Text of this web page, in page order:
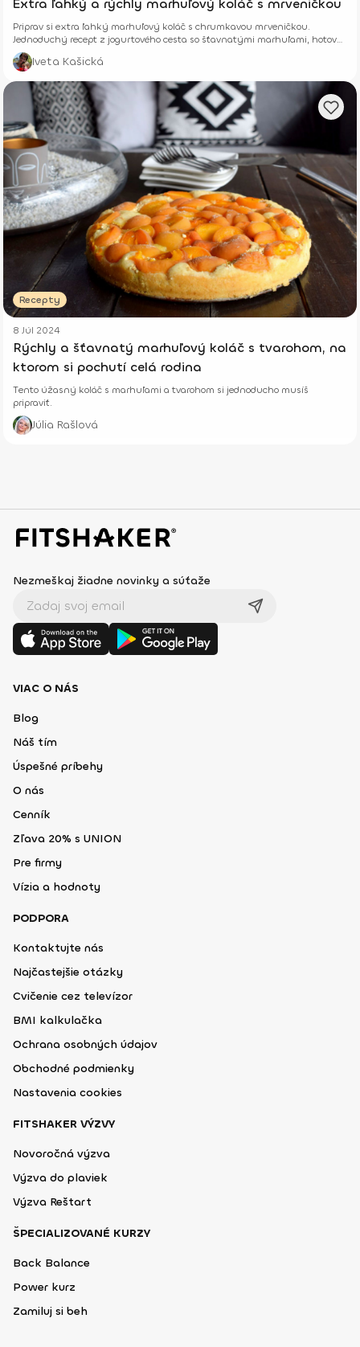
Extra ľahký a rýchly marhuľový koláč s mrveničkou
Priprav si extra ľahký marhuľový koláč s chrumkavou mrveničkou.
Jednoduchý recept z jogurtového cesta so šťavnatými marhuľami, hotový
z pár surovín.
Iveta Kašická
Recepty
8 Júl 2024
Rýchly a šťavnatý marhuľový koláč s tvarohom, na
ktorom si pochutí celá rodina
Tento úžasný koláč s marhuľami a tvarohom si jednoducho musíš
pripraviť.
Júlia Rašlová
Nezmeškaj žiadne novinky a súťaže
VIAC O NÁS
Blog
Náš tím
Úspešné príbehy
O nás
Cenník
Zľava 20% s UNION
Pre firmy
Vízia a hodnoty
PODPORA
Kontaktujte nás
Najčastejšie otázky
Cvičenie cez televízor
BMI kalkulačka
Ochrana osobných údajov
Obchodné podmienky
Nastavenia cookies
FITSHAKER VÝZVY
Novoročná výzva
Výzva do plaviek
Výzva Reštart
ŠPECIALIZOVANÉ KURZY
Back Balance
Power kurz
Zamiluj si beh